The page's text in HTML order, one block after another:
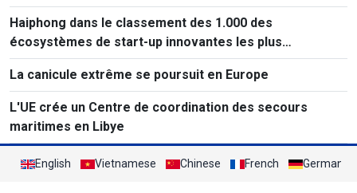
Haiphong dans le classement des 1.000 des
écosystèmes de start-up innovantes les plus
performants au monde
La canicule extrême se poursuit en Europe
L'UE crée un Centre de coordination des secours
maritimes en Libye
English Vietnamese Chinese French German